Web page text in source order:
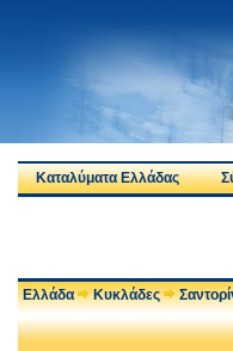
Καταλύματα Ελλάδας
Ελλάδα Κυκλάδες